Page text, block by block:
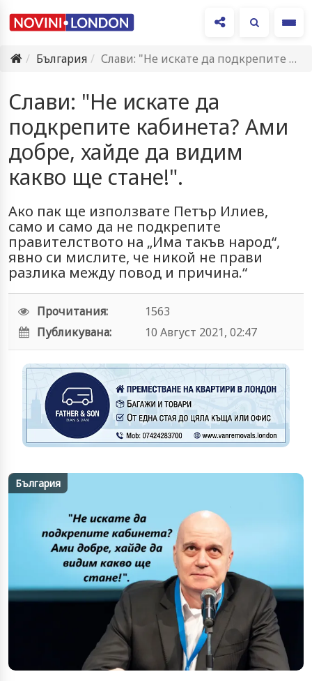
България
Слави: "Не искате да подкрепите кабинета? Ами добре, хайде да…
Слави: "Не искате да
подкрепите кабинета? Ами
добре, хайде да видим
какво ще стане!".
Ако пак ще използвате Петър Илиев,
само и само да не подкрепите
правителството на „Има такъв народ“,
явно си мислите, че никой не прави
разлика между повод и причина.“
Прочитания:
1563
Публикувана:
10 Август 2021, 02:47
България